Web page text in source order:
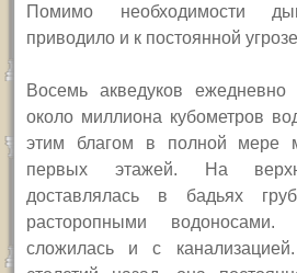
Помимо необходимости
приводило и к постоянной
Восемь акведуков
около миллиона кубометров
этим благом в полной мере
первых этажей. На
доставлялась в бадьях
расторопными
сложилась и с